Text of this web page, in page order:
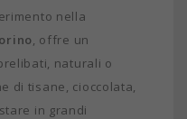
nella
, offre un
naturali o
di tisane, cioccolata,
in grandi